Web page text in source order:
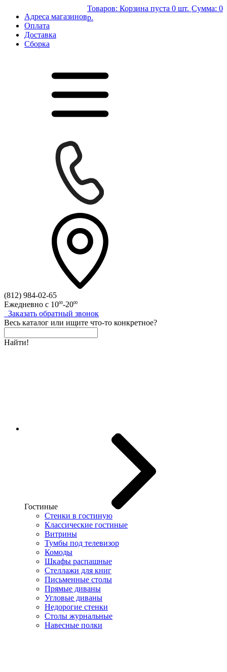
Адреса магазинов
Оплата
Доставка
Сборка
Товаров: Корзина пуста 0 шт. Сумма: 0
р.
(812) 984-02-65
Ежедневно с 1000-2000
Заказать обратный звонок
Весь каталог или ищите что-то конкретное?
Найти!
Гостиные
Стенки в гостиную
Классические гостиные
Витрины
Тумбы под телевизор
Комоды
Шкафы распашные
Стеллажи для книг
Письменные столы
Прямые диваны
Угловые диваны
Недорогие стенки
Столы журнальные
Навесные полки